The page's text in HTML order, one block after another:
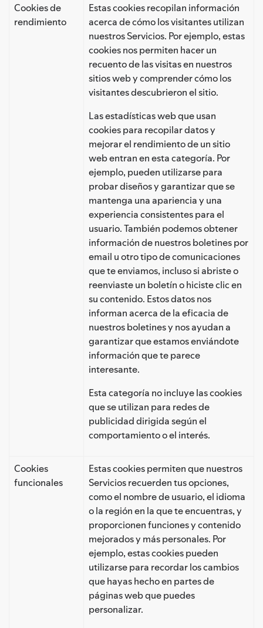
Cookies de
rendimiento
Estas cookies recopilan información
acerca de cómo los visitantes utilizan
nuestros Servicios. Por ejemplo, estas
cookies nos permiten hacer un
recuento de las visitas en nuestros
sitios web y comprender cómo los
visitantes descubrieron el sitio.
Las estadísticas web que usan
cookies para recopilar datos y
mejorar el rendimiento de un sitio
web entran en esta categoría. Por
ejemplo, pueden utilizarse para
probar diseños y garantizar que se
mantenga una apariencia y una
experiencia consistentes para el
usuario. También podemos obtener
información de nuestros boletines por
email u otro tipo de comunicaciones
que te enviamos, incluso si abriste o
reenviaste un boletín o hiciste clic en
su contenido. Estos datos nos
informan acerca de la eficacia de
nuestros boletines y nos ayudan a
garantizar que estamos enviándote
información que te parece
interesante.
Esta categoría no incluye las cookies
que se utilizan para redes de
publicidad dirigida según el
comportamiento o el interés.
Cookies
funcionales
Estas cookies permiten que nuestros
Servicios recuerden tus opciones,
como el nombre de usuario, el idioma
o la región en la que te encuentras, y
proporcionen funciones y contenido
mejorados y más personales. Por
ejemplo, estas cookies pueden
utilizarse para recordar los cambios
que hayas hecho en partes de
páginas web que puedes
personalizar.